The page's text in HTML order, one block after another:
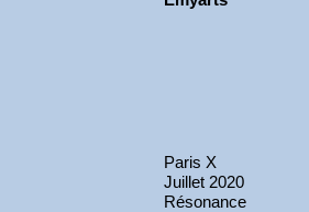
Paris X
Juillet 2020
Résonance